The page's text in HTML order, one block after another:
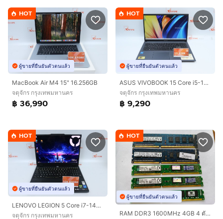
HOT
ผู้ขายที่ยืนยันตัวตนแล้ว
MacBook Air M4 15" 16.256GB
จตุจักร กรุงเทพมหานคร
฿ 36,990
HOT
ผู้ขายที่ยืนยันตัวตนแล้ว
ASUS VIVOBOOK 15 Core i5-1235U RAM8-512GB
จตุจักร กรุงเทพมหานคร
฿ 9,290
HOT
ผู้ขายที่ยืนยันตัวตนแล้ว
LENOVO LEGION 5 Core i7-14700HX.RTX5050 RAM24.1TB
จตุจักร กรุงเทพมหานคร
HOT
ผู้ขายที่ยืนยันตัวตนแล้ว
RAM DDR3 1600MHz 4GB 4 ตัว 8GB 1 ตัว